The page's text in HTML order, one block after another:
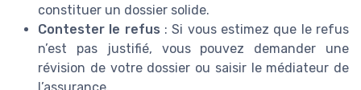
constituer un dossier solide.
Contester le refus : Si vous estimez que le refus
n’est pas justifié, vous pouvez demander une
révision de votre dossier ou saisir le médiateur de